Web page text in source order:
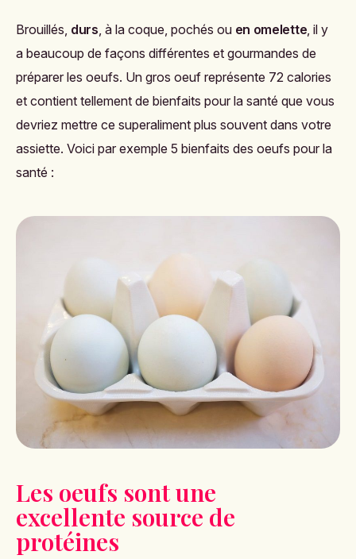
Brouillés, durs, à la coque, pochés ou en omelette, il y
a beaucoup de façons différentes et gourmandes de
préparer les oeufs. Un gros oeuf représente 72 calories
et contient tellement de bienfaits pour la santé que vous
devriez mettre ce superaliment plus souvent dans votre
assiette. Voici par exemple 5 bienfaits des oeufs pour la
santé :
Les oeufs sont une
excellente source de
protéines